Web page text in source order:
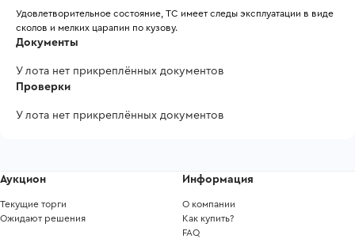
Удовлетворительное состояние, ТС имеет следы эксплуатации в виде
сколов и мелких царапин по кузову.
Документы
У лота нет прикреплённых документов
Проверки
У лота нет прикреплённых документов
Аукцион
Текущие торги
Ожидают решения
Информация
О компании
Как купить?
FAQ